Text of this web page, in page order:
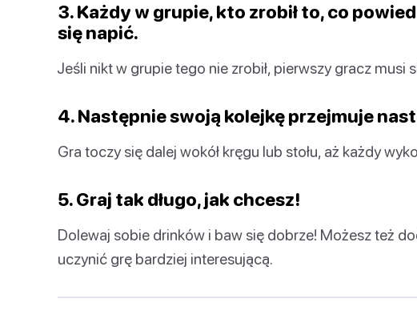
3. Każdy w grupie, kto zrobił to, co
się napić.
Jeśli nikt w grupie tego nie zrobił, pierwszy gracz musi
4. Następnie swoją kolejkę przejmuje
Gra toczy się dalej wokół kręgu lub stołu, aż każdy
5. Graj tak długo, jak chcesz!
Dolewaj sobie drinków i baw się dobrze! Możesz też
uczynić grę bardziej interesującą.